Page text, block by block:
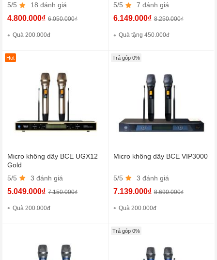
5/5 18 đánh giá
4.800.000₫ 6.050.000₫
Quà 200.000đ
5/5
7 đánh giá
6.149.000₫ 8.250.000₫
Quà tặng 450.000đ
Micro không dây BCE UGX12
Gold
5/5
3 đánh giá
5.049.000₫ 7.150.000₫
Quà 200.000đ
Hot
Micro không dây BCE VIP3000
5/5 3 đánh giá
7.139.000₫ 8.690.000₫
Quà 200.000đ
Trả góp 0%
Trả góp 0%